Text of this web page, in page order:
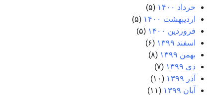
خرداد ۱۴۰۰
(۵)
اردیبهشت ۱۴۰۰
(۵)
فروردین ۱۴۰۰
(۵)
اسفند ۱۳۹۹
(۶)
بهمن ۱۳۹۹
(۸)
دی ۱۳۹۹
(۷)
آذر ۱۳۹۹
(۱۰)
آبان ۱۳۹۹
(۱۱)